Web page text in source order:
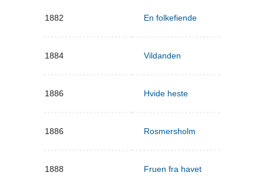
1882 En folkefiende
1884 Vildanden
1886 Hvide heste
1886 Rosmersholm
1888 Fruen fra havet